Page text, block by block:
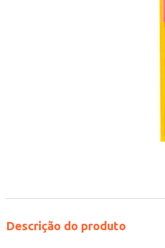
Descrição do produto